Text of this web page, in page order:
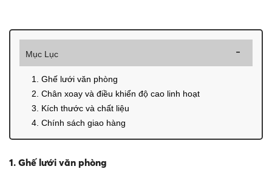
Mục Lục
1. Ghế lưới văn phòng
2. Chân xoay và điều khiển độ cao linh hoạt
3. Kích thước và chất liệu
4. Chính sách giao hàng
1. Ghế lưới văn phòng